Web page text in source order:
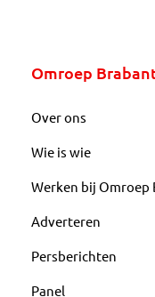
Omroep
Over ons
Wie is wie
Werken bij Omroep
Adverteren
Persberichten
Panel